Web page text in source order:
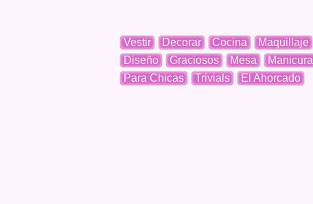
Vestir Decorar Cocina Maquillaje
Diseño
Graciosos Mesa Manicura
Para Chicas
Trivials El Ahorcado